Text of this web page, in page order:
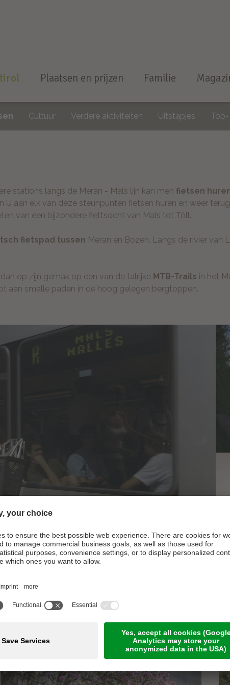
Cultuur Verdere aktiviteiten Uitstapjes
Plaatsen en prijzen Familie
stations langs de Meran - Mals lijn kan men fietsen
U aan elk van deze steunpunten fietsen huren en weer
van een bijzondere fiettsocht van Mals tot Töll.
fietspad tussen Meran en Bozen. Langs de rivier van
op zijn gemak op een van de talrijke MTB-Trails in het
aan smalle paden in de hoog gelegen bergtoppen.